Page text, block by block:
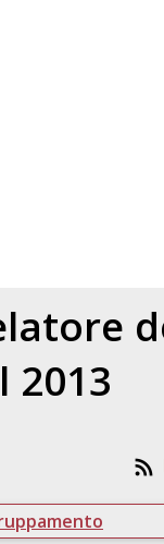
2013